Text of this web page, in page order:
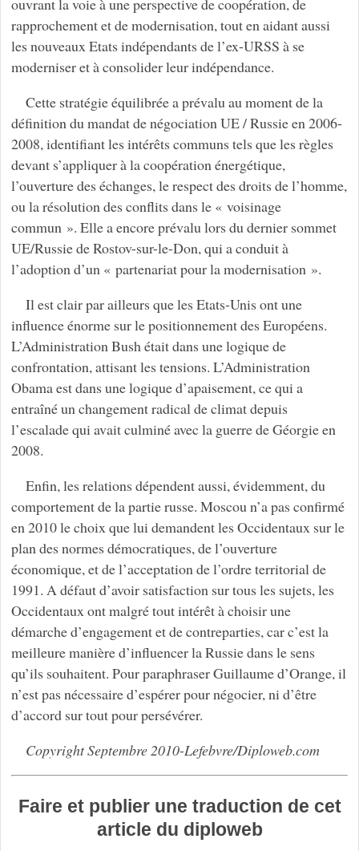
ouvrant la voie à une perspective de coopération, de
rapprochement et de modernisation, tout en aidant aussi
les nouveaux Etats indépendants de l’ex-URSS à se
moderniser et à consolider leur indépendance.
Cette stratégie équilibrée a prévalu au moment de la
définition du mandat de négociation UE / Russie en 2006-
2008, identifiant les intérêts communs tels que les règles
devant s’appliquer à la coopération énergétique,
l’ouverture des échanges, le respect des droits de l’homme,
ou la résolution des conflits dans le « voisinage
commun ». Elle a encore prévalu lors du dernier sommet
UE/Russie de Rostov-sur-le-Don, qui a conduit à
l’adoption d’un « partenariat pour la modernisation ».
Il est clair par ailleurs que les Etats-Unis ont une
influence énorme sur le positionnement des Européens.
L’Administration Bush était dans une logique de
confrontation, attisant les tensions. L’Administration
Obama est dans une logique d’apaisement, ce qui a
entraîné un changement radical de climat depuis
l’escalade qui avait culminé avec la guerre de Géorgie en
2008.
Enfin, les relations dépendent aussi, évidemment, du
comportement de la partie russe. Moscou n’a pas confirmé
en 2010 le choix que lui demandent les Occidentaux sur le
plan des normes démocratiques, de l’ouverture
économique, et de l’acceptation de l’ordre territorial de
1991. A défaut d’avoir satisfaction sur tous les sujets, les
Occidentaux ont malgré tout intérêt à choisir une
démarche d’engagement et de contreparties, car c’est la
meilleure manière d’influencer la Russie dans le sens
qu’ils souhaitent. Pour paraphraser Guillaume d’Orange, il
n’est pas nécessaire d’espérer pour négocier, ni d’être
d’accord sur tout pour persévérer.
Copyright Septembre 2010-Lefebvre/Diploweb.com
Faire et publier une traduction de cet
article du diploweb